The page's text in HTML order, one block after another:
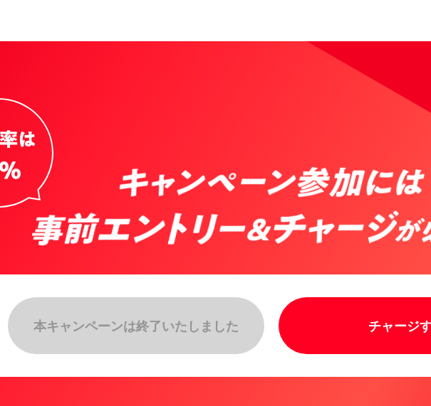
本キャンペーンは終了いたしました チャージ